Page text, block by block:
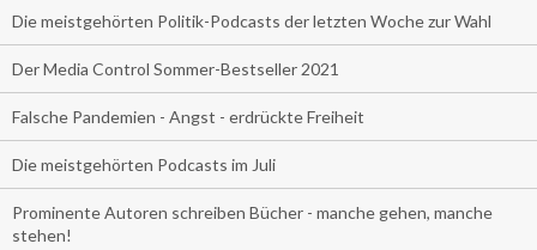
Die meistgehörten Politik-Podcasts der letzten Woche zur Wahl
Der Media Control Sommer-Bestseller 2021
Falsche Pandemien - Angst - erdrückte Freiheit
Die meistgehörten Podcasts im Juli
Prominente Autoren schreiben Bücher - manche gehen, manche
stehen!